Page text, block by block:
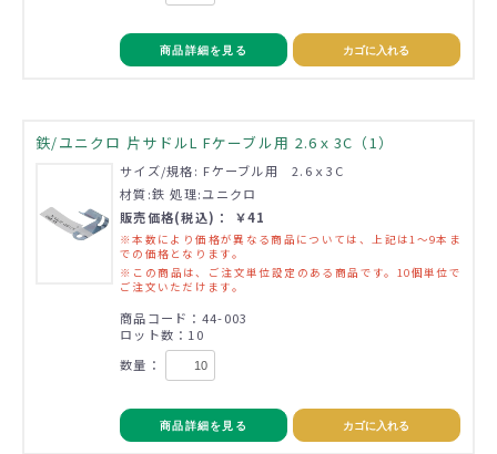
商品詳細を見る カゴに入れる
鉄/ユニクロ 片サドルL Fケーブル用 2.6ｘ3C（1）
サイズ/規格: Fケーブル用 2.6ｘ3C
材質:鉄 処理:ユニクロ
販売価格(税込)： ￥41
※本数により価格が異なる商品については、上記は1～9本ま
での価格となります。
※この商品は、ご注文単位設定のある商品です。10個単位で
ご注文いただけます。
商品コード：44-003
ロット数：10
数量：
商品詳細を見る カゴに入れる